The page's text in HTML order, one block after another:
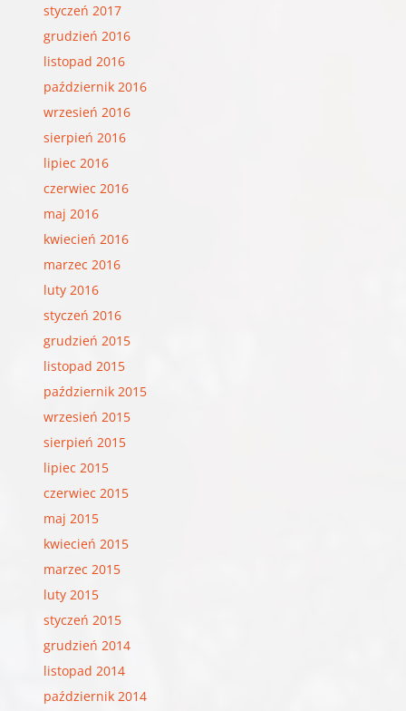
styczeń 2017
grudzień 2016
listopad 2016
październik 2016
wrzesień 2016
sierpień 2016
lipiec 2016
czerwiec 2016
maj 2016
kwiecień 2016
marzec 2016
luty 2016
styczeń 2016
grudzień 2015
listopad 2015
październik 2015
wrzesień 2015
sierpień 2015
lipiec 2015
czerwiec 2015
maj 2015
kwiecień 2015
marzec 2015
luty 2015
styczeń 2015
grudzień 2014
listopad 2014
październik 2014